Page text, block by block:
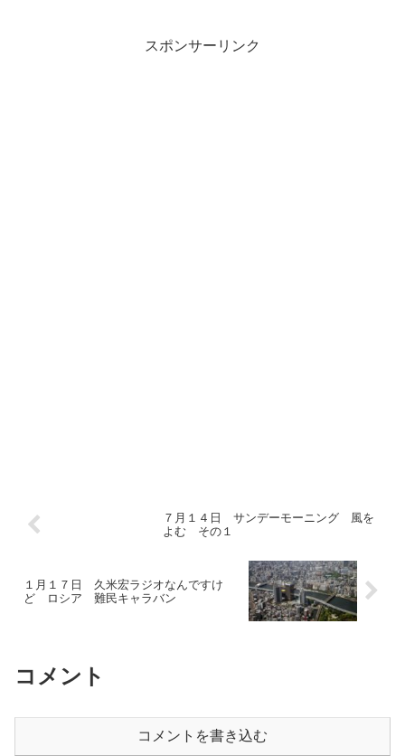
スポンサーリンク
７月１４日 サンデーモーニング 風を
よむ その１
１月１７日 久米宏ラジオなんですけ
ど ロシア 難民キャラバン
コメント
コメントを書き込む